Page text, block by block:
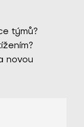
týmů?
novou